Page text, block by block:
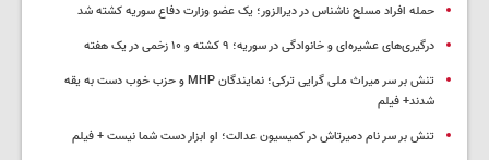
حمله افراد مسلح ناشناس در دیرالزور؛ یک عضو وزارت دفاع سوریه کشته شد
درگیری‌های عشیره‌ای و خانوادگی در سوریه؛ ۹ کشته و ۱۰ زخمی در یک هفته
تنش بر سر میراث ملی گرایی ترکی؛ نمایندگان MHP و حزب خوب دست به یقه
شدند+ فیلم
تنش بر سر نام دمیرتاش در کمیسیون عدالت؛ او ابزار دست شما نیست + فیلم